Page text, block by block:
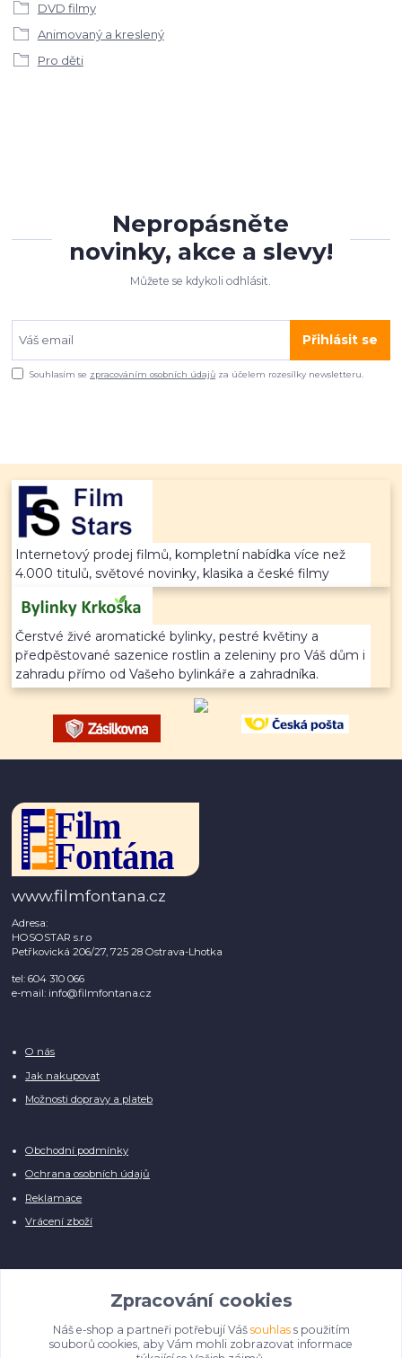
DVD filmy
Animovaný a kreslený
Pro děti
Nepropásněte
novinky, akce a slevy!
Můžete se kdykoli odhlásit.
Přihlásit se
Souhlasím se zpracováním osobních údajů za účelem rozesílky newsletteru.
Internetový prodej filmů, kompletní nabídka více než
4.000 titulů, světové novinky, klasika a české filmy
Čerstvé živé aromatické bylinky, pestré květiny a
předpěstované sazenice rostlin a zeleniny pro Váš dům i
zahradu přímo od Vašeho bylinkáře a zahradníka.
www.filmfontana.cz
Adresa:
HOSOSTAR s.r.o
Petřkovická 206/27, 725 28 Ostrava-Lhotka
tel: 604 310 066
e-mail: info@filmfontana.cz
O nás
Jak nakupovat
Možnosti dopravy a plateb
Obchodní podmínky
Ochrana osobních údajů
Reklamace
Vrácení zboží
Manuálně pro Vás kontrolujeme každý produkt, přesto se může stát, že u
několika z nich je vyobrazen pouze obrázek informativního charakteru.
Zpracování cookies
Náš e-shop a partneři potřebují Váš souhlass použitím
souborů cookies, aby Vám mohli zobrazovat informace